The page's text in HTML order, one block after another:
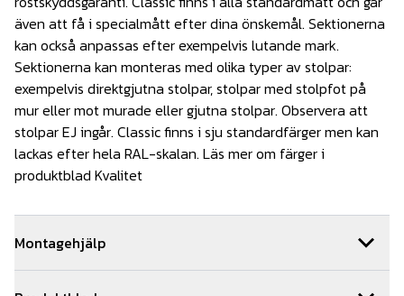
även att få i specialmått efter dina önskemål. Sektionerna
kan också anpassas efter exempelvis lutande mark.
Sektionerna kan monteras med olika typer av stolpar:
exempelvis direktgjutna stolpar, stolpar med stolpfot på
mur eller mot murade eller gjutna stolpar. Observera att
stolpar EJ ingår. Classic finns i sju standardfärger men kan
lackas efter hela RAL-skalan. Läs mer om färger i
produktblad Kvalitet
Montagehjälp